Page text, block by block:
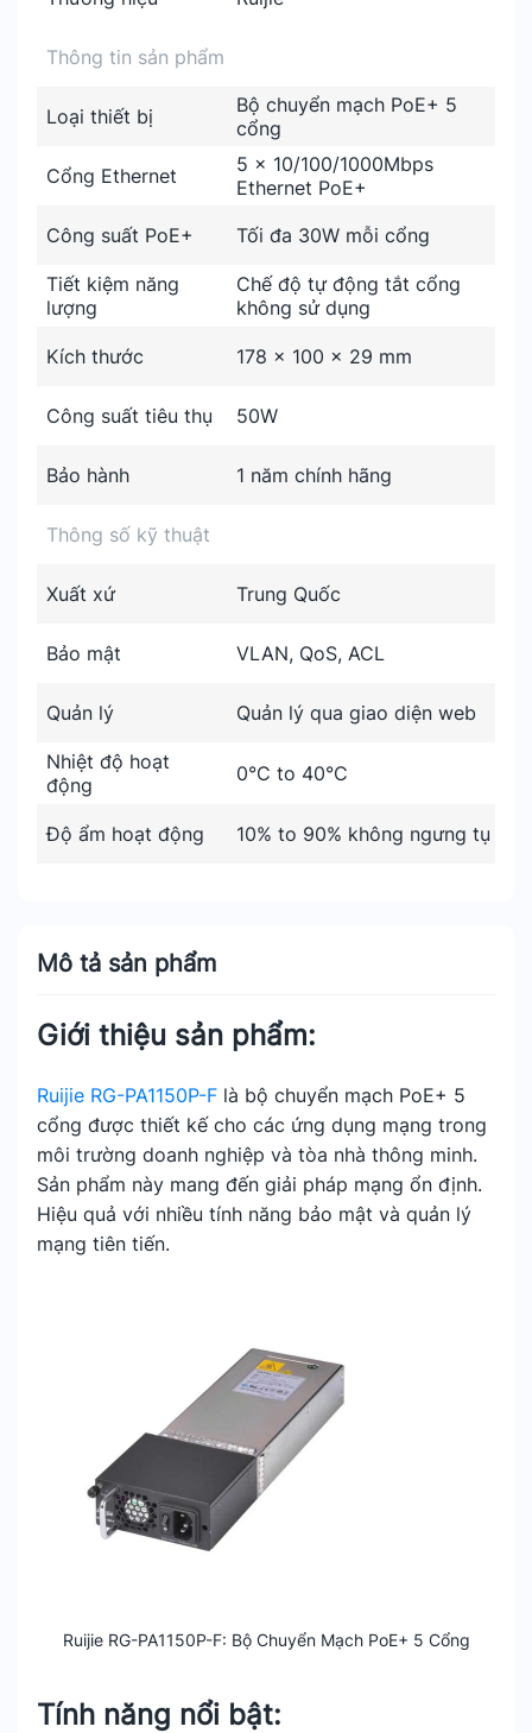
Mô tả sản phẩm
Giới thiệu sản phẩm:
Ruijie RG-PA1150P-F là bộ chuyển mạch PoE+ 5
cổng được thiết kế cho các ứng dụng mạng trong
môi trường doanh nghiệp và tòa nhà thông minh.
Sản phẩm này mang đến giải pháp mạng ổn định.
Hiệu quả với nhiều tính năng bảo mật và quản lý
mạng tiên tiến.
Ruijie RG-PA1150P-F: Bộ Chuyển Mạch PoE+ 5 Cổng
Tính năng nổi bật:
Thông tin sản phẩm
Loại thiết bị
Bộ chuyển mạch PoE+ 5
cổng
Cổng Ethernet
5 x 10/100/1000Mbps
Ethernet PoE+
Công suất PoE+
Tối đa 30W mỗi cổng
Tiết kiệm năng
lượng
Chế độ tự động tắt cổng
không sử dụng
Kích thước 178 x 100 x 29 mm
Công suất tiêu thụ 50W
Bảo hành 1 năm chính hãng
Thông số kỹ thuật
Xuất xứ Trung Quốc
Bảo mật VLAN, QoS, ACL
Quản lý Quản lý qua giao diện web
Nhiệt độ hoạt
động
0°C to 40°C
Độ ẩm hoạt động 10% to 90% không ngưng tụ